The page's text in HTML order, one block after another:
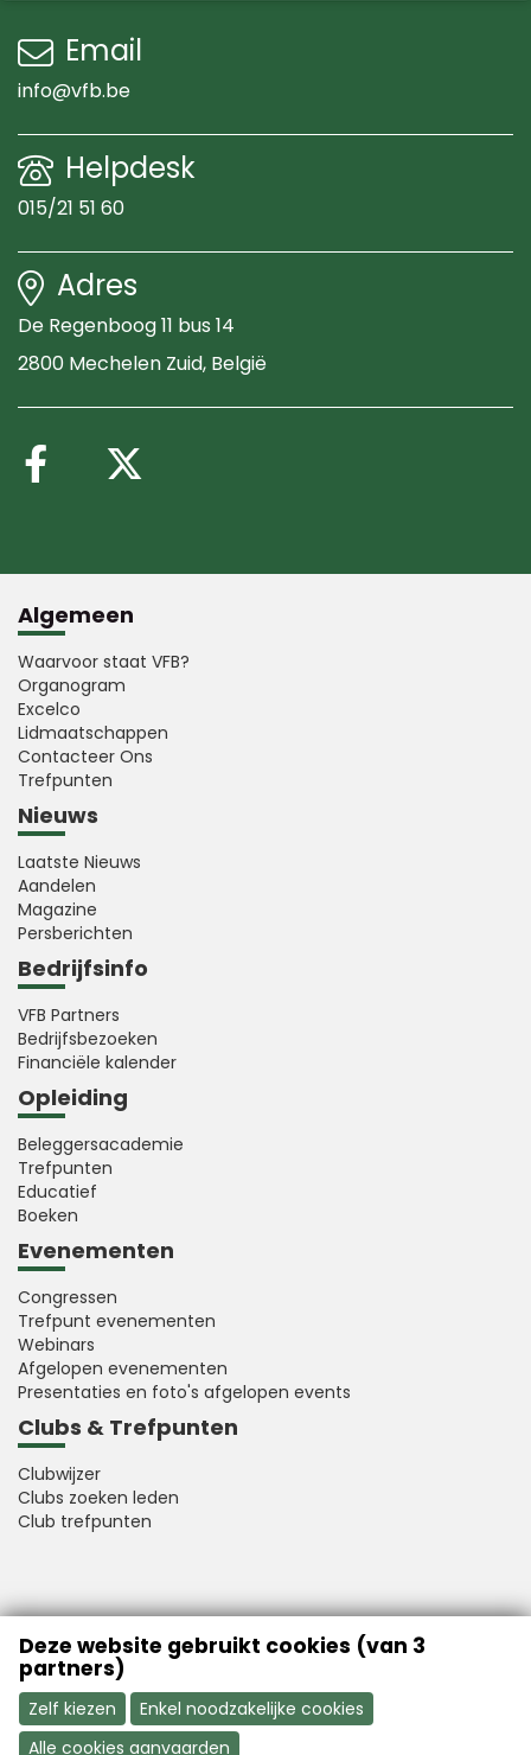
Email
info@vfb.be
Helpdesk
015/21 51 60
Adres
De Regenboog 11 bus 14
2800 Mechelen Zuid, België
Volg ons op Facebook
Algemeen
Waarvoor staat VFB?
Organogram
Excelco
Lidmaatschappen
Contacteer Ons
Trefpunten
Nieuws
Laatste Nieuws
Aandelen
Magazine
Persberichten
Bedrijfsinfo
VFB Partners
Bedrijfsbezoeken
Financiële kalender
Opleiding
Beleggersacademie
Trefpunten
Educatief
Boeken
Evenementen
Congressen
Trefpunt evenementen
Webinars
Afgelopen evenementen
Presentaties en foto's afgelopen events
Clubs & Trefpunten
Clubwijzer
Clubs zoeken leden
Club trefpunten
VFB is a member of Better Finance
Deze website gebruikt cookies (van 3
partners)
Zelf kiezen
Enkel noodzakelijke cookies
Alle cookies aanvaarden